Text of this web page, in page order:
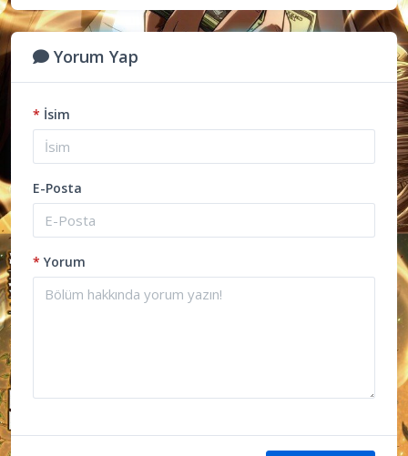
Yorum Yap
* İsim
E-Posta
* Yorum